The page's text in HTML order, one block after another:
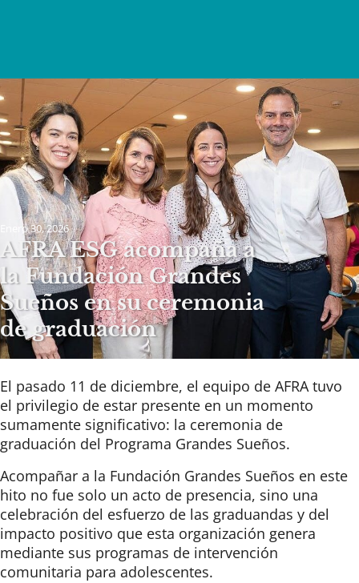
Enero 30, 2026
AFRA ESG acompaña a
la Fundación Grandes
Sueños en su ceremonia
de graduación
El pasado 11 de diciembre, el equipo de AFRAtuvo
el privilegio de estar presente en un momento
sumamente significativo: la ceremonia de
graduación del Programa Grandes Sueños.
Acompañar a la Fundación Grandes Sueños en este
hito no fue solo un acto de presencia, sino una
celebración del esfuerzo de las graduandas y del
impacto positivo que esta organización genera
mediante sus programas de intervención
comunitaria para adolescentes.